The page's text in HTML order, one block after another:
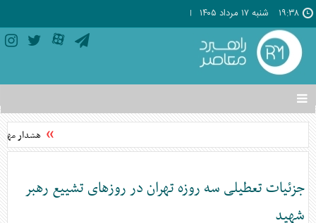
۱۹:۳۸ شنبه ۱۷ مرداد ۱۴۰۵
تغییر
وضعیت
منوی
ها
هشدار مهم
جزئیات تعطیلی سه روزه تهران در روز‌های تشییع رهبر
شهید